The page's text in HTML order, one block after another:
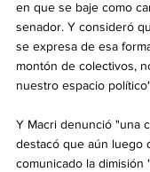
en que se baje como
senador. Y consideró
se expresa de esa
montón de colectivos,
nuestro espacio
Y Macri denunció "una
destacó que aún luego
comunicado la dimisión